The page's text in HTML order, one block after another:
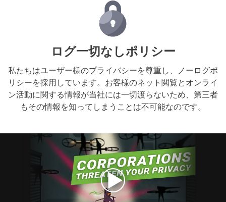
ログ一切なしポリシー
私たちはユーザー様のプライバシーを尊重し、ノーログポ
リシーを採用しています。お客様のネット閲覧とオンライ
ン活動に関する情報が当社には一切渡らないため、第三者
もその情報を知ってしまうことは不可能なのです。